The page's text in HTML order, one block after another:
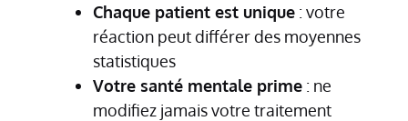
Chaque patient est unique : votre
réaction peut différer des moyennes
statistiques
Votre santé mentale prime : ne
modifiez jamais votre traitement